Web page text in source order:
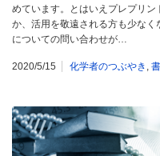
めています。とはいえプレプリ
か、活用を敬遠される方も少なく
についての問い合わせが…
2020/5/15 化学者のつぶやき